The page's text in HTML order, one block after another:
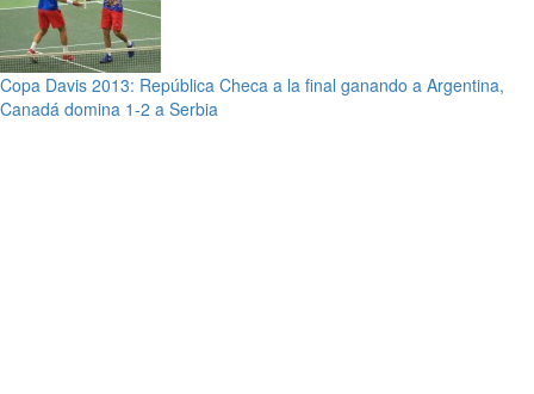
Copa Davis 2013: República Checa a la final ganando a Argentina,
Canadá domina 1-2 a Serbia